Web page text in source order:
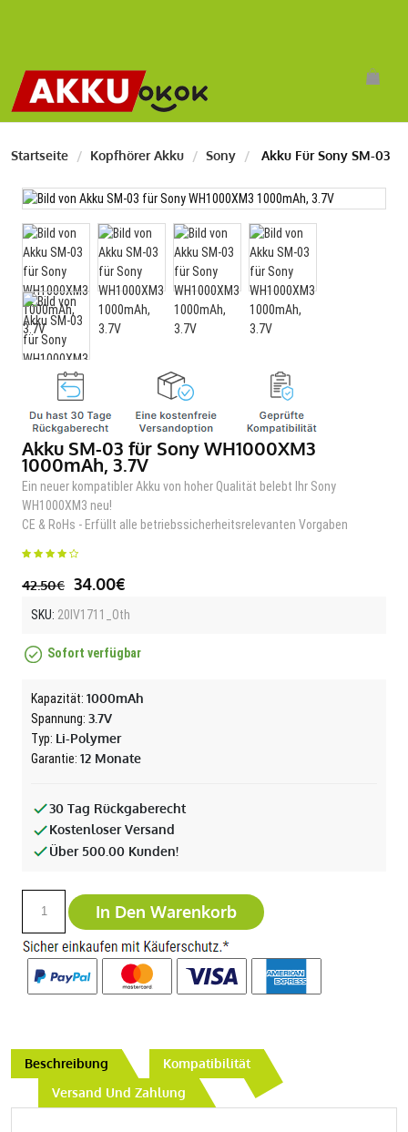
Startseite Kopfhörer Akku Sony Akku Für Sony SM-03
Akku SM-03 für Sony WH1000XM3
1000mAh, 3.7V
Ein neuer kompatibler Akku von hoher Qualität belebt Ihr Sony
WH1000XM3 neu!
CE & RoHs - Erfüllt alle betriebssicherheitsrelevanten Vorgaben
42.50€ 34.00€
SKU: 20IV1711_Oth
Sofort verfügbar
Kapazität: 1000mAh
Spannung: 3.7V
Typ: Li-Polymer
Garantie: 12 Monate
30 Tag Rückgaberecht
Kostenloser Versand
Über 500.00 Kunden!
In Den Warenkorb
Beschreibung
Kompatibilität
Versand Und Zahlung